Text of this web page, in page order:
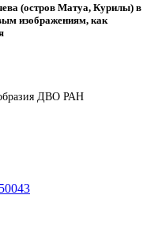
(остров Матуа, Курилы) в
изображениям, как
ДВО РАН